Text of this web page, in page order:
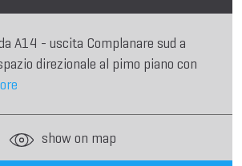
A14 - uscita Complanare sud a
direzionale al pimo piano con
show on map